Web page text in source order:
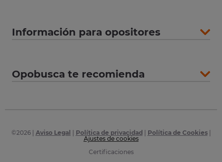
Información para opositores
Opobusca te recomienda
©2026| Aviso Legal Política de privacidad Política de Cookies|
Ajustes de cookies
Certificaciones